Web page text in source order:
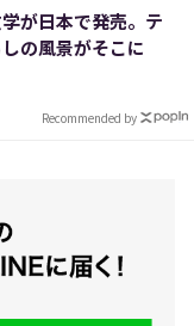
が日本で発売。テ
の風景がそこに
Recommended by